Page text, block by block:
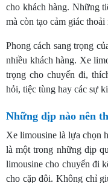
cho khách hàng. Những
mà còn tạo cảm giác
Phong cách sang trọng
nhiều khách hàng. Xe
trọng cho chuyến đi,
hỏi, tiệc tùng hay các sự
Những dịp nào nên
Xe limousine là lựa chọn
là một trong những dịp
limousine cho chuyến đi
cho cặp đôi. Không chỉ